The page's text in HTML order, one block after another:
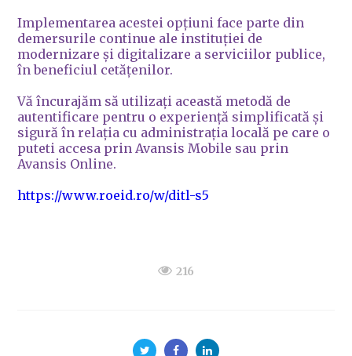
Implementarea acestei opțiuni face parte din
demersurile continue ale instituției de
modernizare și digitalizare a serviciilor publice,
în beneficiul cetățenilor.
Vă încurajăm să utilizați această metodă de
autentificare pentru o experiență simplificată și
sigură în relația cu administrația locală pe care o
puteti accesa prin Avansis Mobile sau prin
Avansis Online.
https://www.roeid.ro/w/ditl-s5
216